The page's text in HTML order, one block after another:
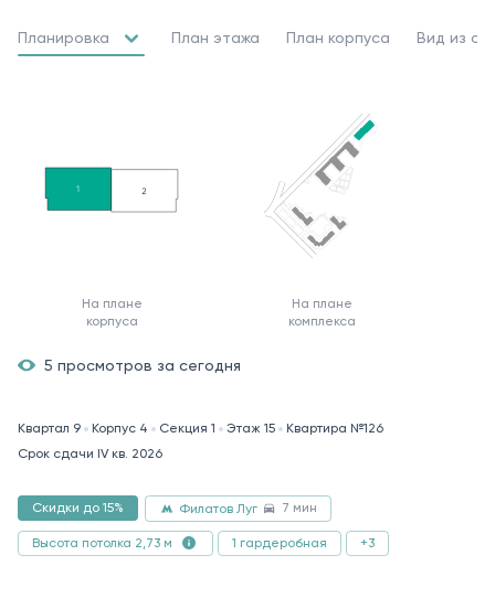
Планировка План этажа План корпуса Вид из
На плане
корпуса
На плане
комплекса
5 просмотров за сегодня
Квартал 9 Корпус 4 Секция 1 Этаж 15
Квартира №126
Срок сдачи IV кв. 2026
Скидки до 15% Филатов Луг 7 мин
Высота потолка 2,73 м 1 гардеробная +3